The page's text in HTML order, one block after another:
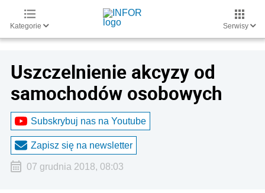
Kategorie Serwisy
Uszczelnienie akcyzy od
samochodów osobowych
Subskrybuj nas na Youtube
Zapisz się na newsletter
07 grudnia 2018, 08:03